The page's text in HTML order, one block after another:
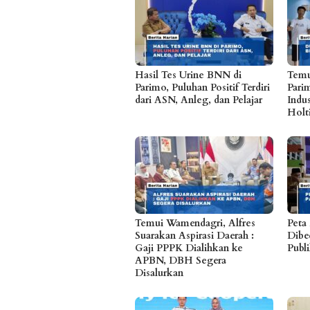
Hasil Tes Urine BNN di
Parimo, Puluhan Positif Terdiri
dari ASN, Anleg, dan Pelajar
Temui Wamendagri, Alfres
Suarakan Aspirasi Daerah :
Gaji PPPK Dialihkan ke
APBN, DBH Segera
Disalurkan